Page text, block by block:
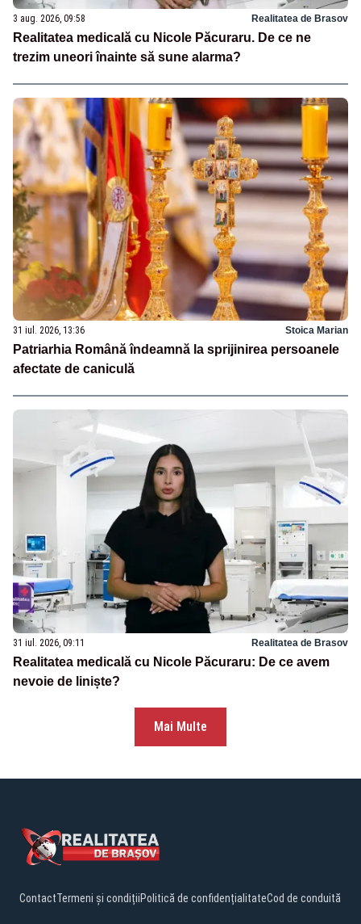
3 aug. 2026, 09:58 Realitatea de Brasov
Realitatea medicală cu Nicole Păcuraru. De ce ne
trezim uneori înainte să sune alarma?
31 iul. 2026, 13:36 Stoica Marian
Patriarhia Română îndeamnă la sprijinirea persoanele
afectate de caniculă
31 iul. 2026, 09:11 Realitatea de Brasov
Realitatea medicală cu Nicole Păcuraru: De ce avem
nevoie de liniște?
Mai Multe
ContactTermeni și condițiiPolitică de confidențialitateCod de conduită